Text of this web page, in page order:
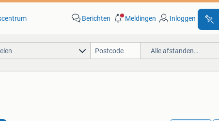
Berichten Meldingen Inloggen
Alle afstanden…